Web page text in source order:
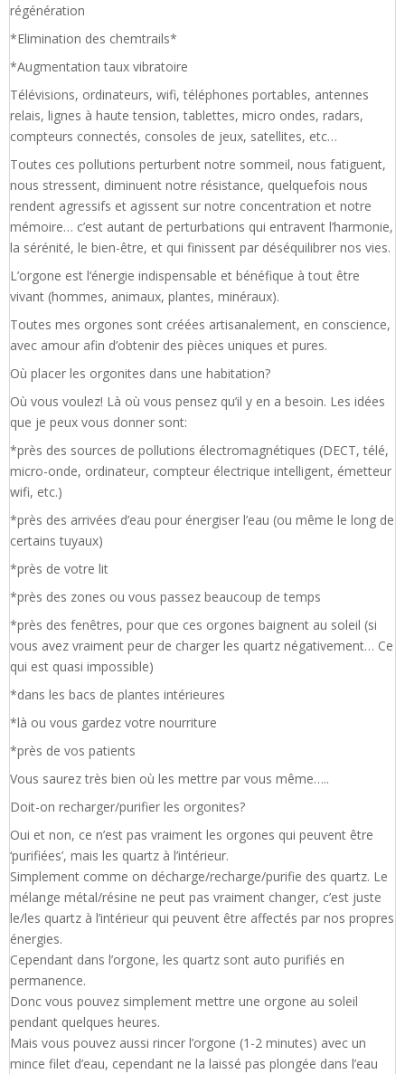
régénération
*Elimination des chemtrails*
*Augmentation taux vibratoire
Télévisions, ordinateurs, wifi, téléphones portables, antennes
relais, lignes à haute tension, tablettes, micro ondes, radars,
compteurs connectés, consoles de jeux, satellites, etc…
Toutes ces pollutions perturbent notre sommeil, nous fatiguent,
nous stressent, diminuent notre résistance, quelquefois nous
rendent agressifs et agissent sur notre concentration et notre
mémoire… c’est autant de perturbations qui entravent l’harmonie,
la sérénité, le bien-être, et qui finissent par déséquilibrer nos vies.
L’orgone est l‘énergie indispensable et bénéfique à tout être
vivant (hommes, animaux, plantes, minéraux).
Toutes mes orgones sont créées artisanalement, en conscience,
avec amour afin d’obtenir des pièces uniques et pures.
Où placer les orgonites dans une habitation?
Où vous voulez! Là où vous pensez qu’il y en a besoin. Les idées
que je peux vous donner sont:
*près des sources de pollutions électromagnétiques (DECT, télé,
micro-onde, ordinateur, compteur électrique intelligent, émetteur
wifi, etc.)
*près des arrivées d’eau pour énergiser l’eau (ou même le long de
certains tuyaux)
*près de votre lit
*près des zones ou vous passez beaucoup de temps
*près des fenêtres, pour que ces orgones baignent au soleil (si
vous avez vraiment peur de charger les quartz négativement… Ce
qui est quasi impossible)
*dans les bacs de plantes intérieures
*là ou vous gardez votre nourriture
*près de vos patients
Vous saurez très bien où les mettre par vous même…..
Doit-on recharger/purifier les orgonites?
Oui et non, ce n’est pas vraiment les orgones qui peuvent être
‘purifiées’, mais les quartz à l’intérieur.
Simplement comme on décharge/recharge/purifie des quartz. Le
mélange métal/résine ne peut pas vraiment changer, c’est juste
le/les quartz à l’intérieur qui peuvent être affectés par nos propres
énergies.
Cependant dans l’orgone, les quartz sont auto purifiés en
permanence.
Donc vous pouvez simplement mettre une orgone au soleil
pendant quelques heures.
Mais vous pouvez aussi rincer l’orgone (1-2 minutes) avec un
mince filet d’eau, cependant ne la laissé pas plongée dans l’eau